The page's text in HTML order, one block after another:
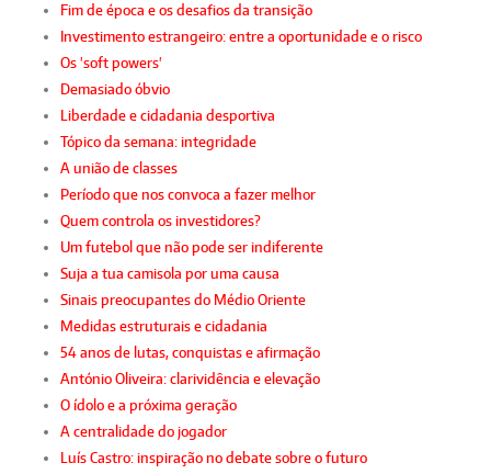
Fim de época e os desafios da transição
Investimento estrangeiro: entre a oportunidade e o risco
Os 'soft powers'
Demasiado óbvio
Liberdade e cidadania desportiva
Tópico da semana: integridade
A união de classes
Período que nos convoca a fazer melhor
Quem controla os investidores?
Um futebol que não pode ser indiferente
Suja a tua camisola por uma causa
Sinais preocupantes do Médio Oriente
Medidas estruturais e cidadania
54 anos de lutas, conquistas e afirmação
António Oliveira: clarividência e elevação
O ídolo e a próxima geração
A centralidade do jogador
Luís Castro: inspiração no debate sobre o futuro